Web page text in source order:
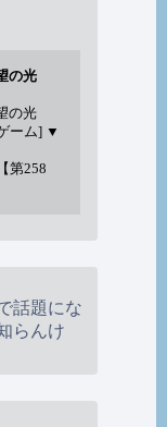
の光
の光
ーム] ▼
第258
話題にな
らんけ